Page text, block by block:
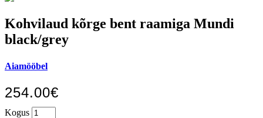
Kohvilaud kõrge bent raamiga Mundi
black/grey
Aiamööbel
254.00€
Kogus